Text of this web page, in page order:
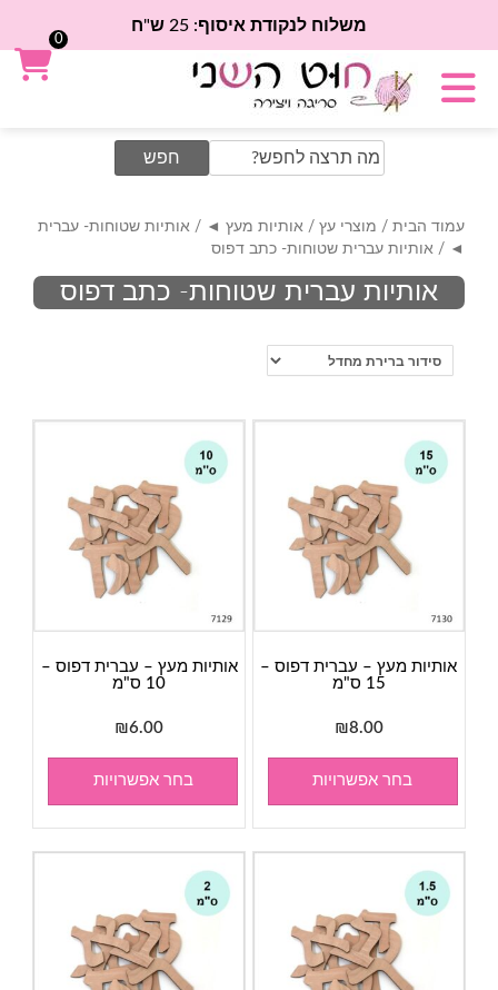
משלוח לנקודת איסוף: 25 ש"ח
Search
for:
עמוד הבית / מוצרי עץ / אותיות מעץ ◄ / אותיות שטוחות- עברית
◄ / אותיות עברית שטוחות- כתב דפוס
אותיות עברית שטוחות- כתב דפוס
אותיות מעץ – עברית דפוס –
15 ס"מ
₪8.00
בחר אפשרויות
אותיות מעץ – עברית דפוס –
10 ס"מ
₪6.00
בחר אפשרויות
0